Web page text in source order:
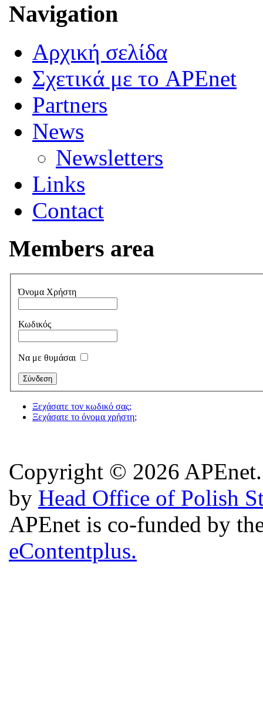
Navigation
Αρχική σελίδα
Σχετικά με το APEnet
Partners
News
Newsletters
Links
Contact
Members area
Όνομα Χρήστη
Κωδικός
Να με θυμάσαι
Ξεχάσατε τον κωδικό σας;
Ξεχάσατε το όνομα χρήστη;
Copyright © 2026
by Head Office of Polish
APEnet is co-funded by
eContentplus.